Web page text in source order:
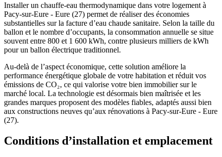
Installer un chauffe-eau thermodynamique dans votre logement à
Pacy-sur-Eure - Eure (27) permet de réaliser des économies
substantielles sur la facture d’eau chaude sanitaire. Selon la taille du
ballon et le nombre d’occupants, la consommation annuelle se situe
souvent entre 800 et 1 600 kWh, contre plusieurs milliers de kWh
pour un ballon électrique traditionnel.​
Au-delà de l’aspect économique, cette solution améliore la
performance énergétique globale de votre habitation et réduit vos
émissions de CO₂, ce qui valorise votre bien immobilier sur le
marché local. La technologie est désormais bien maîtrisée et les
grandes marques proposent des modèles fiables, adaptés aussi bien
aux constructions neuves qu’aux rénovations à Pacy-sur-Eure - Eure
(27).​
Conditions d’installation et emplacement